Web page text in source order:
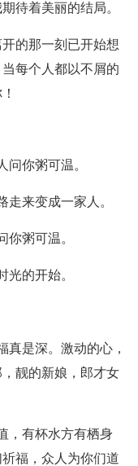
待着美丽的结局。
的那一刻已开始想
每个人都以不屑的
问你粥可温。
走来变成一家人。
你粥可温。
光的开始。
真是深。激动的心，
靓的新娘，郎才女
，有杯水方有栖身
福，众人为你们道